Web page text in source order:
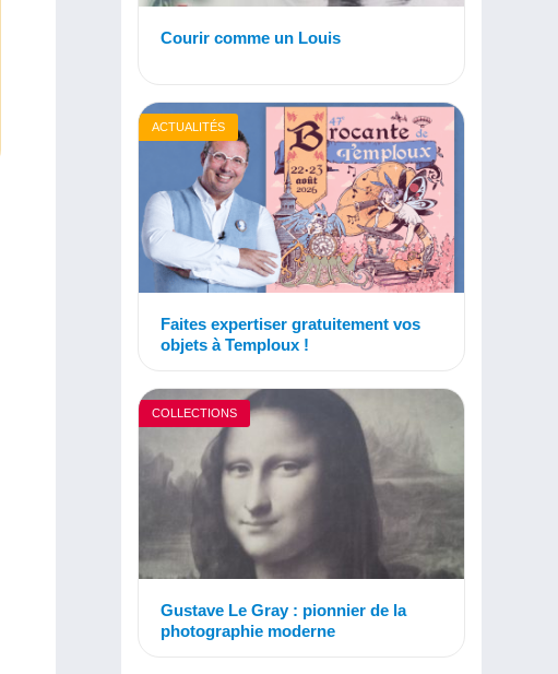
Courir comme un Louis
ACTUALITÉS
Faites expertiser gratuitement vos
objets à Temploux !
COLLECTIONS
Gustave Le Gray : pionnier de la
photographie moderne